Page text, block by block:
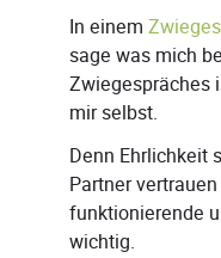
In einem
sage was mich
Zwiegespräches
mir selbst.
Denn Ehrlichkeit
Partner
funktionierende
wichtig.